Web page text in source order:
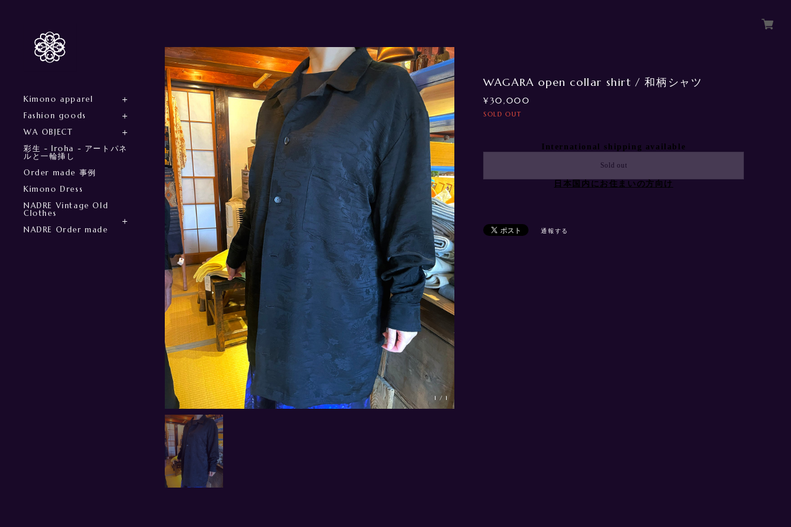
Kimono apparel
Fashion goods
WA OBJECT
彩生 - Iroha - アートパネ
ルと一輪挿し
Order made 事例
Kimono Dress
NADRE Vintage Old
Clothes
NADRE Order made
1 /1
WAGARA open collar shirt / 和柄シャツ
¥30,000
SOLD OUT
International shipping available
Sold out
日本国内にお住まいの方向け
通報する